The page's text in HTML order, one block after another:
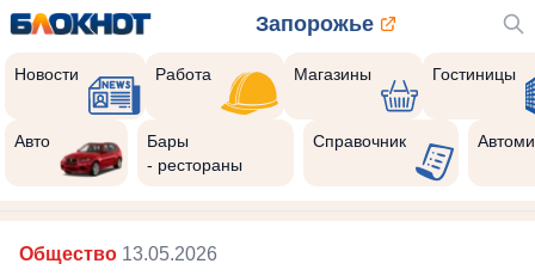
Запорожье
Новости Работа Магазины Гостиницы
Авто
Бары
- рестораны
Справочник
Общество 13.05.2026